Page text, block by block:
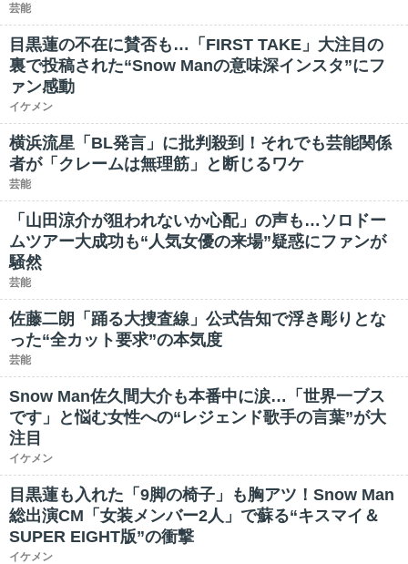
芸能
目黒蓮の不在に賛否も…「FIRST TAKE」大注目の
裏で投稿された“Snow Manの意味深インスタ”にフ
ァン感動
イケメン
横浜流星「BL発言」に批判殺到！それでも芸能関係
者が「クレームは無理筋」と断じるワケ
芸能
「山田涼介が狙われないか心配」の声も…ソロドー
ムツアー大成功も“人気女優の来場”疑惑にファンが
騒然
芸能
佐藤二朗「踊る大捜査線」公式告知で浮き彫りとな
った“全カット要求”の本気度
芸能
Snow Man佐久間大介も本番中に涙…「世界一ブス
です」と悩む女性への“レジェンド歌手の言葉”が大
注目
イケメン
目黒蓮も入れた「9脚の椅子」も胸アツ！Snow Man
総出演CM「女装メンバー2人」で蘇る“キスマイ＆
SUPER EIGHT版”の衝撃
イケメン